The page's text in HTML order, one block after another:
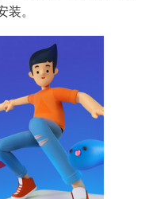
装。